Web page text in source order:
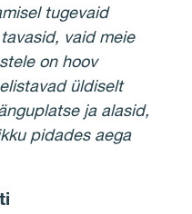
tugevaid
vaid meie
on hoov
üldiselt
ja alasid,
pidades aega